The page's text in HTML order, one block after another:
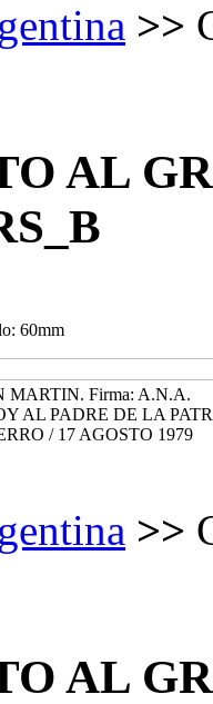
>>
AL
60mm
MARTIN. Firma: A.N.A.
AL PADRE DE LA
/ 17 AGOSTO 1979
>>
AL